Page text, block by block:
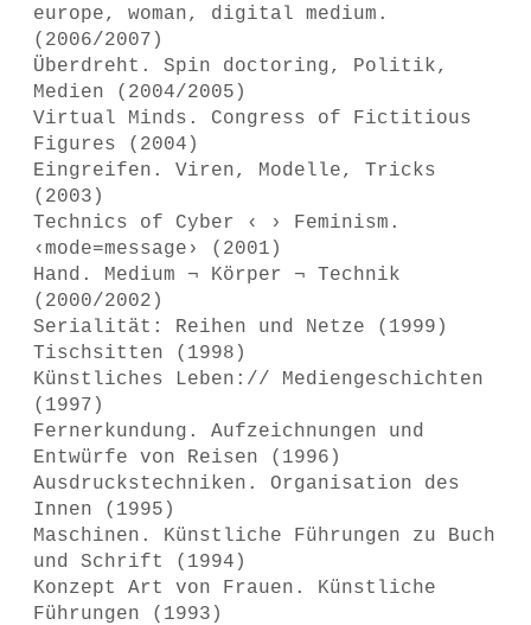
europe, woman, digital medium.
(2006/2007)
Überdreht. Spin doctoring, Politik,
Medien (2004/2005)
Virtual Minds. Congress of Fictitious
Figures (2004)
Eingreifen. Viren, Modelle, Tricks
(2003)
Technics of Cyber ‹ › Feminism.
‹mode=message› (2001)
Hand. Medium ¬ Körper ¬ Technik
(2000/2002)
Serialität: Reihen und Netze (1999)
Tischsitten (1998)
Künstliches Leben:// Mediengeschichten
(1997)
Fernerkundung. Aufzeichnungen und
Entwürfe von Reisen (1996)
Ausdruckstechniken. Organisation des
Innen (1995)
Maschinen. Künstliche Führungen zu Buch
und Schrift (1994)
Konzept Art von Frauen. Künstliche
Führungen (1993)